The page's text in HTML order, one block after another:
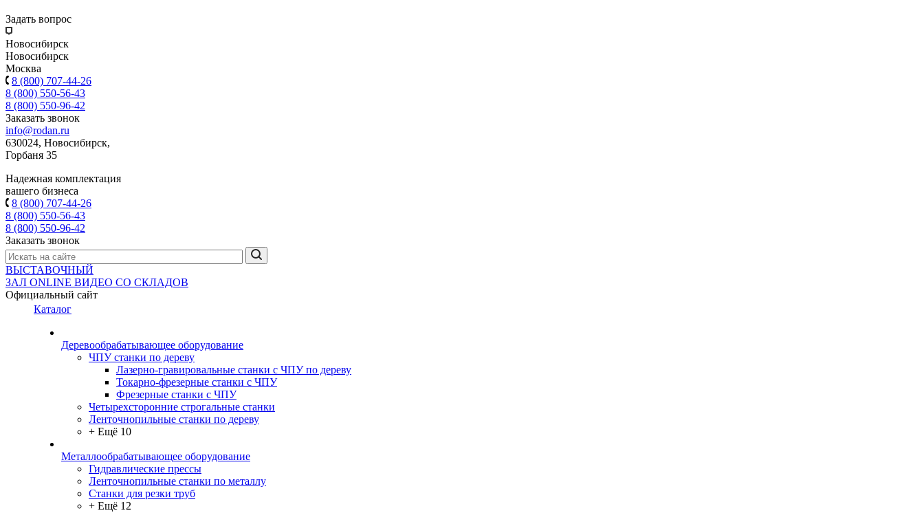
Задать вопрос
Новосибирск
Новосибирск
Москва
8 (800) 707-44-26
8 (800) 550-56-43
8 (800) 550-96-42
Заказать звонок
info@rodan.ru
630024, Новосибирск,
Горбаня 35
Надежная комплектация
вашего бизнеса
8 (800) 707-44-26
8 (800) 550-56-43
8 (800) 550-96-42
Заказать звонок
ВЫСТАВОЧНЫЙ
ЗАЛ ONLINE ВИДЕО СО СКЛАДОВ
Официальный сайт
Каталог
Деревообрабатывающее оборудование
ЧПУ станки по дереву
Лазерно-гравировальные станки с ЧПУ по дереву
Токарно-фрезерные станки с ЧПУ
Фрезерные станки с ЧПУ
Четырехсторонние строгальные станки
Ленточнопильные станки по дереву
+ Ещё 10
Металлообрабатывающее оборудование
Гидравлические прессы
Ленточнопильные станки по металлу
Станки для резки труб
+ Ещё 12